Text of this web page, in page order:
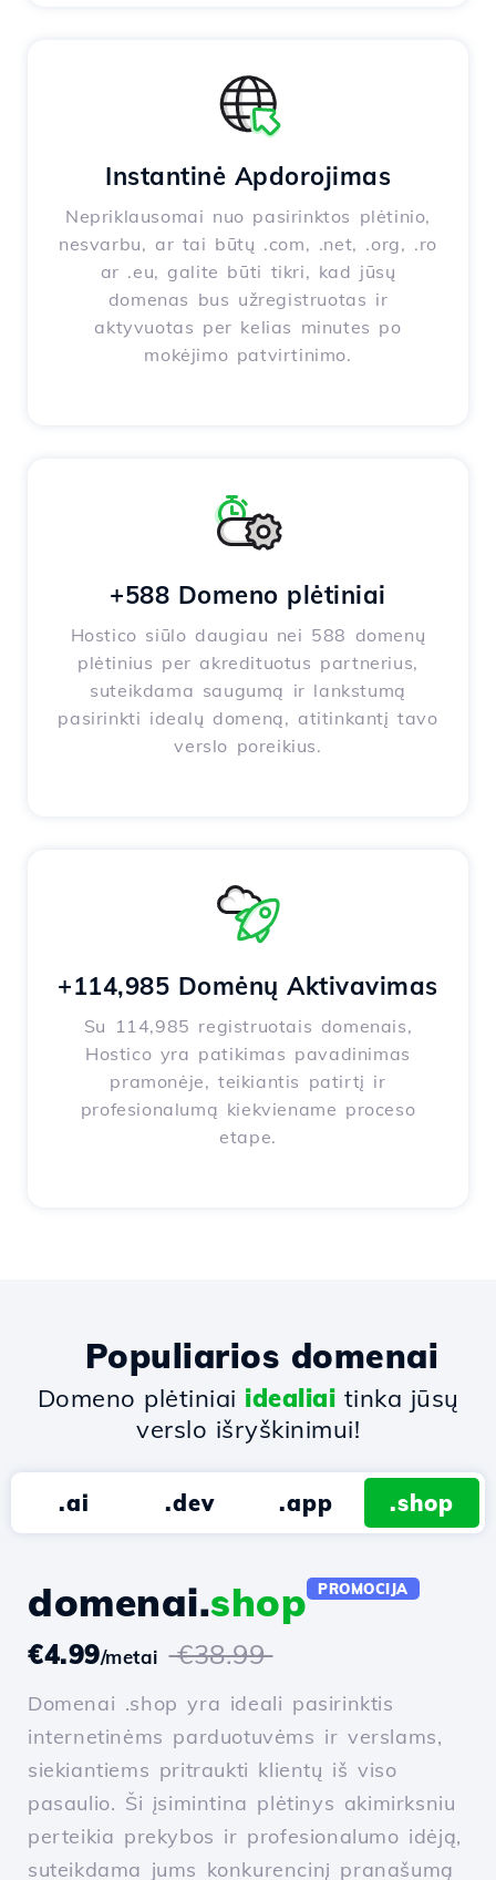
Instantinė Apdorojimas
Nepriklausomai nuo pasirinktos plėtinio,
nesvarbu, ar tai būtų .com, .net, .org, .ro
ar .eu, galite būti tikri, kad jūsų
domenas bus užregistruotas ir
aktyvuotas per kelias minutes po
mokėjimo patvirtinimo.
+588 Domeno plėtiniai
Hostico siūlo daugiau nei 588 domenų
plėtinius per akredituotus partnerius,
suteikdama saugumą ir lankstumą
pasirinkti idealų domeną, atitinkantį tavo
verslo poreikius.
+114,985 Domėnų Aktivavimas
Su 114,985 registruotais domenais,
Hostico yra patikimas pavadinimas
pramonėje, teikiantis patirtį ir
profesionalumą kiekviename proceso
etape.
Populiarios domenai
Domeno plėtiniai idealiai tinka jūsų
verslo išryškinimui!
.ai .dev .app .shop
domenai.shop PROMOCIJA
€4.99/metai €38.99
Domenai .shop yra ideali pasirinktis
internetinėms parduotuvėms ir verslams,
siekiantiems pritraukti klientų iš viso
pasaulio. Ši įsimintina plėtinys akimirksniu
perteikia prekybos ir profesionalumo idėją,
suteikdama jums konkurencinį pranašumą